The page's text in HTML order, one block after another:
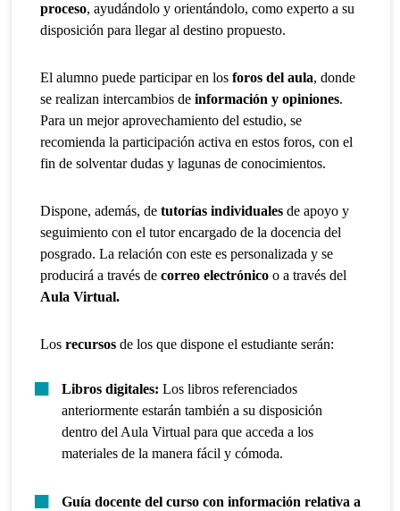
proceso, ayudándolo y orientándolo, como experto a su
disposición para llegar al destino propuesto.
El alumno puede participar en losforos del aula, donde
se realizan intercambios deinformación y opiniones.
Para un mejor aprovechamiento del estudio, se
recomienda la participación activa en estos foros, con el
fin de solventar dudas y lagunas de conocimientos.
Dispone, además, detutorías individuales de apoyo y
seguimiento con el tutor encargado de la docencia del
posgrado. La relación con este es personalizada y se
producirá a través decorreo electrónico o a través del
Aula Virtual.
Losrecursos de los que dispone el estudiante serán:
Libros digitales:Los libros referenciados
anteriormente estarán también a su disposición
dentro del Aula Virtual para que acceda a los
materiales de la manera fácil y cómoda.
Guía docente del curso con información relativa a